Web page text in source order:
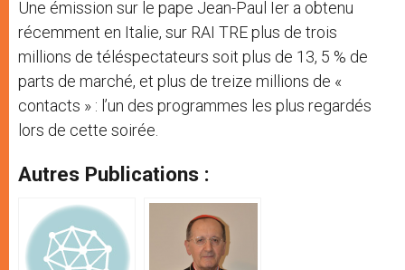
Une émission sur le pape Jean-Paul Ier a obtenu
récemment en Italie, sur RAI TRE plus de trois
millions de téléspectateurs soit plus de 13, 5 % de
parts de marché, et plus de treize millions de «
contacts » : l’un des programmes les plus regardés
lors de cette soirée.
Autres Publications :